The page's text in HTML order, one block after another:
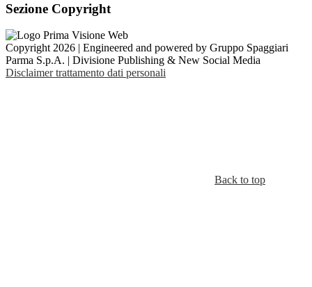
Sezione Copyright
Copyright 2026 | Engineered and powered by Gruppo Spaggiari
Parma S.p.A. | Divisione Publishing & New Social Media
Disclaimer trattamento dati personali
Back to top